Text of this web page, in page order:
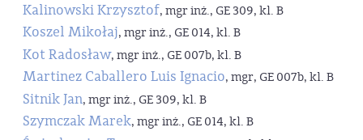
Kalinowski Krzysztof, mgr inż., GE 309, kl. B
Koszel Mikołaj, mgr inż., GE 014, kl. B
Kot Radosław, mgr inż., GE 007b, kl. B
Martinez Caballero Luis Ignacio, mgr, GE 007b, kl. B
Sitnik Jan, mgr inż., GE 309, kl. B
Szymczak Marek, mgr inż., GE 014, kl. B